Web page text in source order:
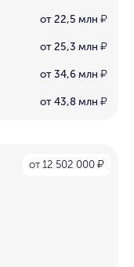
от 22,5 млн ₽
от 25,3 млн ₽
от 34,6 млн ₽
от 43,8 млн ₽
от 12 502 000 ₽